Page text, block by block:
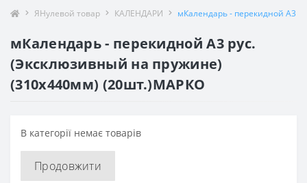
ЯНулевой товар КАЛЕНДАРИ мКалендарь - перекидной А3
мКалендарь - перекидной А3 рус.
(Эксклюзивный на пружине)
(310х440мм) (20шт.)МАРКО
В категорії немає товарів
Продовжити